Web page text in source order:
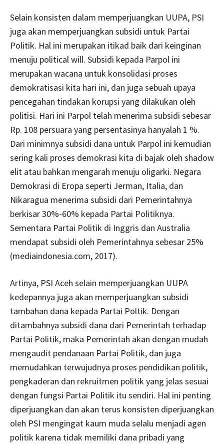
Selain konsisten dalam memperjuangkan UUPA, PSI
juga akan memperjuangkan subsidi untuk Partai
Politik. Hal ini merupakan itikad baik dari keinginan
menuju political will. Subsidi kepada Parpol ini
merupakan wacana untuk konsolidasi proses
demokratisasi kita hari ini, dan juga sebuah upaya
pencegahan tindakan korupsi yang dilakukan oleh
politisi. Hari ini Parpol telah menerima subsidi sebesar
Rp. 108 persuara yang persentasinya hanyalah 1 %.
Dari minimnya subsidi dana untuk Parpol ini kemudian
sering kali proses demokrasi kita di bajak oleh shadow
elit atau bahkan mengarah menuju oligarki. Negara
Demokrasi di Eropa seperti Jerman, Italia, dan
Nikaragua menerima subsidi dari Pemerintahnya
berkisar 30%-60% kepada Partai Politiknya.
Sementara Partai Politik di Inggris dan Australia
mendapat subsidi oleh Pemerintahnya sebesar 25%
(mediaindonesia.com, 2017).
Artinya, PSI Aceh selain memperjuangkan UUPA
kedepannya juga akan memperjuangkan subsidi
tambahan dana kepada Partai Poltik. Dengan
ditambahnya subsidi dana dari Pemerintah terhadap
Partai Politik, maka Pemerintah akan dengan mudah
mengaudit pendanaan Partai Politik, dan juga
memudahkan terwujudnya proses pendidikan politik,
pengkaderan dan rekruitmen politik yang jelas sesuai
dengan fungsi Partai Politik itu sendiri. Hal ini penting
diperjuangkan dan akan terus konsisten diperjuangkan
oleh PSI mengingat kaum muda selalu menjadi agen
politik karena tidak memiliki dana pribadi yang